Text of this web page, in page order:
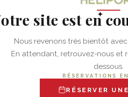
✦
site est en
Nous revenons très bientôt
En attendant, retrouvez-nous et
dessous.
RÉSERVATIONS
RÉSERVER